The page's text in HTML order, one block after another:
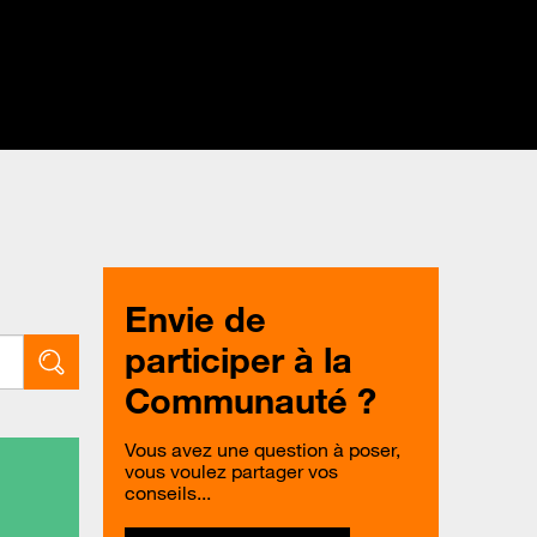
Envie de
participer à la
Communauté ?
Vous avez une question à poser,
vous voulez partager vos
conseils...